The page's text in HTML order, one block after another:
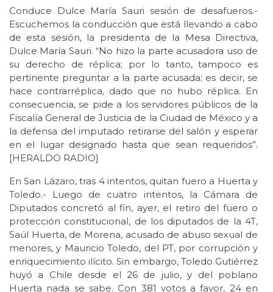
Conduce Dulce María Sauri sesión de desafueros.-
Escuchemos la conducción que está llevando a cabo
de esta sesión, la presidenta de la Mesa Directiva,
Dulce María Sauri. “No hizo la parte acusadora uso de
su derecho de réplica; por lo tanto, tampoco es
pertinente preguntar a la parte acusada; es decir, se
hace contrarréplica, dado que no hubo réplica. En
consecuencia, se pide a los servidores públicos de la
Fiscalía General de Justicia de la Ciudad de México y a
la defensa del imputado retirarse del salón y esperar
en el lugar designado hasta que sean requeridos”.
[HERALDO RADIO]
En San Lázaro, tras 4 intentos, quitan fuero a Huerta y
Toledo.- Luego de cuatro intentos, la Cámara de
Diputados concretó al fin, ayer, el retiro del fuero o
protección constitucional, de los diputados de la 4T,
Saúl Huerta, de Morena, acusado de abuso sexual de
menores, y Mauricio Toledo, del PT, por corrupción y
enriquecimiento ilícito. Sin embargo, Toledo Gutiérrez
huyó a Chile desde el 26 de julio, y del poblano
Huerta nada se sabe. Con 381 votos a favor, 24 en